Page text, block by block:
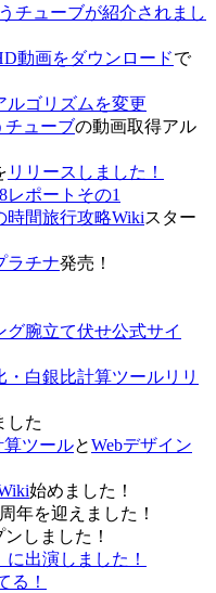
チューブが紹介されまし
動画をダウンロードで
ルゴリズムを変更
チューブの動画取得アル
リリースしました！
レポートその1
時間旅行攻略Wikiスター
ラチナ発売！
グ腕立て伏せ公式サイ
白銀比計算ツールリリ
した
算ツールとWebデザイン
始めました！
年を迎えました！
しました！
出演しました！
る！